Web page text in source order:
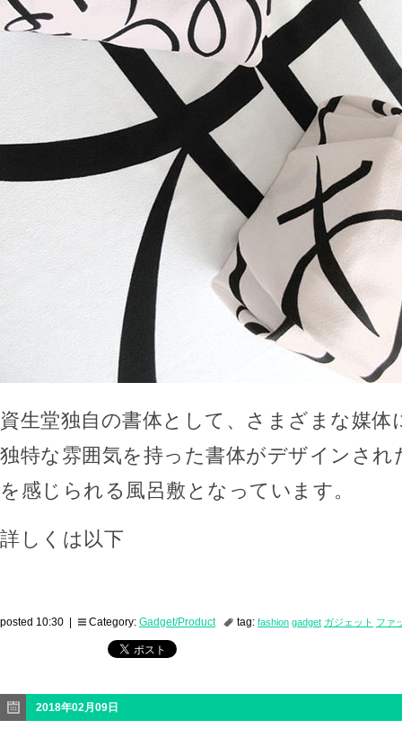
資生堂独自の書体として、さまざまな媒体
独特な雰囲気を持った書体がデザインされ
を感じられる風呂敷となっています。
詳しくは以下
posted 10:30 | Category: Gadget/Product tag: fashion gadget ガジェット ファ
2018年02月09日